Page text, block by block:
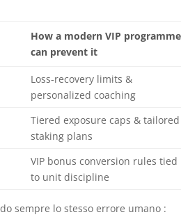
How a modern VIP programme
can prevent it
Loss‑recovery limits &
personalized coaching
Tiered exposure caps & tailored
staking plans
VIP bonus conversion rules tied
to unit discipline
sempre lo stesso errore umano :